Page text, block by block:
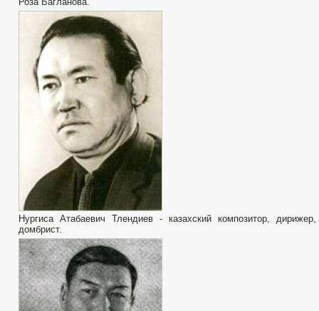
Нургиса Атабаевич Тлендиев - казахский композитор, дирижер,
домбрист.